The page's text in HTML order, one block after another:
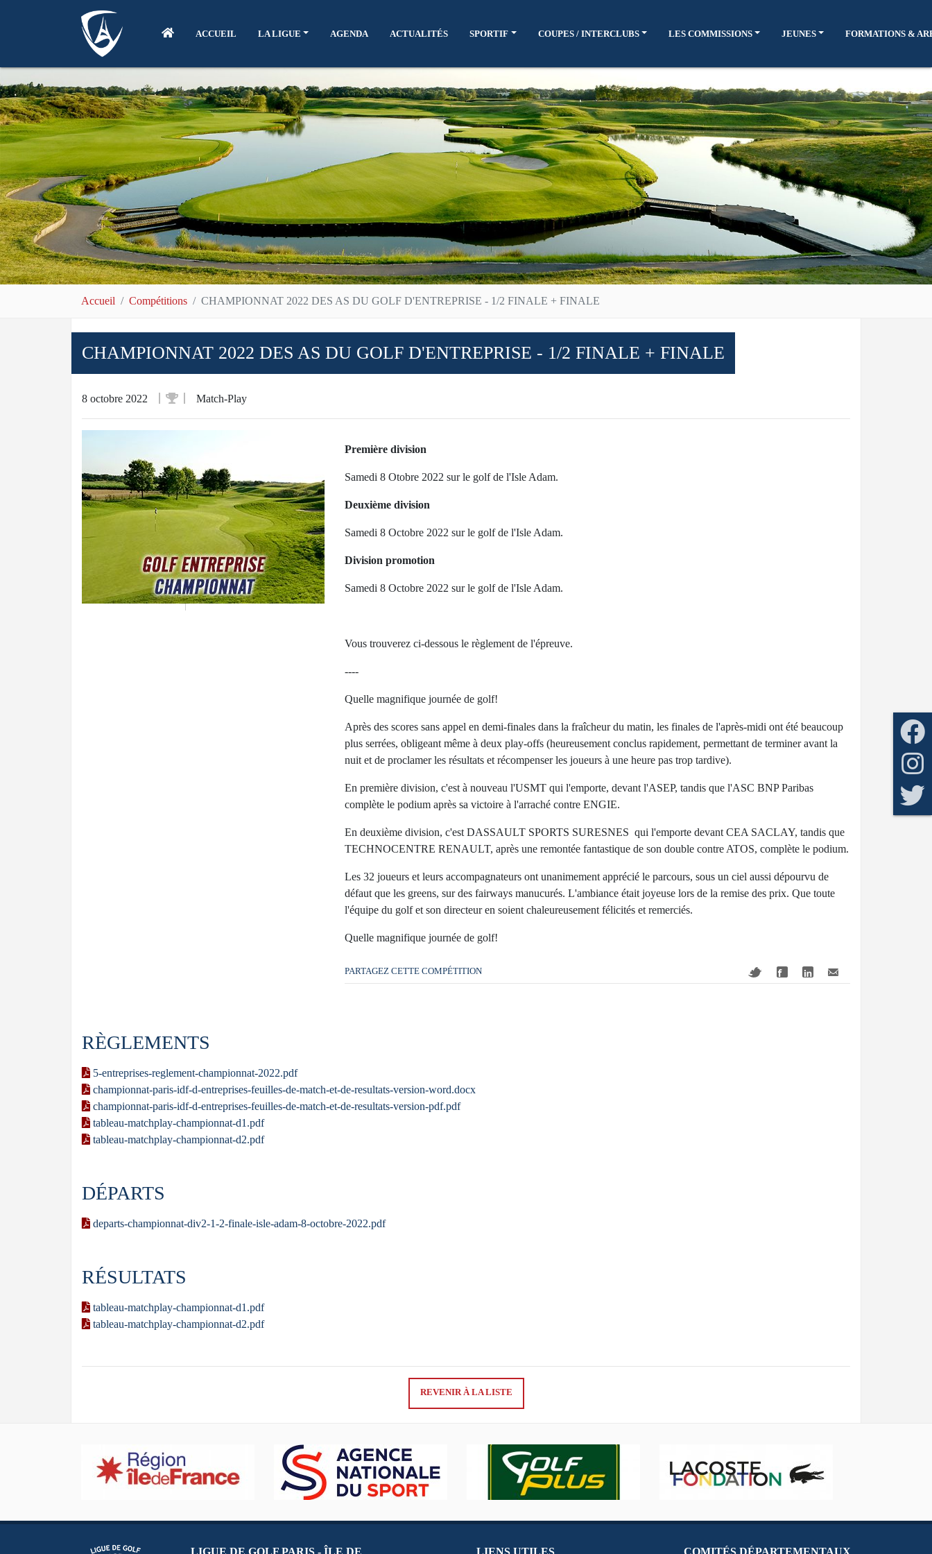
ACCUEIL LA LIGUE AGENDA ACTUALITÉS SPORTIF COUPES / INTERCLUBS LES COMMISSIONS JEUNES FORMATIONS &
Accueil Compétitions CHAMPIONNAT 2022 DES AS DU GOLF D'ENTREPRISE - 1/2 FINALE + FINALE
CHAMPIONNAT 2022 DES AS DU GOLF D'ENTREPRISE - 1/2 FINALE + FINALE
8 octobre 2022 Match-Play
Première division
Samedi 8 Otobre 2022 sur le golf de l'Isle Adam.
Deuxième division
Samedi 8 Octobre 2022 sur le golf de l'Isle Adam.
Division promotion
Samedi 8 Octobre 2022 sur le golf de l'Isle Adam.
Vous trouverez ci-dessous le règlement de l'épreuve.
----
Quelle magnifique journée de golf!
Après des scores sans appel en demi-finales dans la fraîcheur du matin, les finales de l'après-midi ont été beaucoup
plus serrées, obligeant même à deux play-offs (heureusement conclus rapidement, permettant de terminer avant la
nuit et de proclamer les résultats et récompenser les joueurs à une heure pas trop tardive).
En première division, c'est à nouveau l'USMT qui l'emporte, devant l'ASEP, tandis que l'ASC BNP Paribas
complète le podium après sa victoire à l'arraché contre ENGIE.
En deuxième division, c'est DASSAULT SPORTS SURESNES qui l'emporte devant CEA SACLAY, tandis que
TECHNOCENTRE RENAULT, après une remontée fantastique de son double contre ATOS, complète le podium.
Les 32 joueurs et leurs accompagnateurs ont unanimement apprécié le parcours, sous un ciel aussi dépourvu de
défaut que les greens, sur des fairways manucurés. L'ambiance était joyeuse lors de la remise des prix. Que toute
l'équipe du golf et son directeur en soient chaleureusement félicités et remerciés.
Quelle magnifique journée de golf!
PARTAGEZ CETTE COMPÉTITION
RÈGLEMENTS
5-entreprises-reglement-championnat-2022.pdf
championnat-paris-idf-d-entreprises-feuilles-de-match-et-de-resultats-version-word.docx
championnat-paris-idf-d-entreprises-feuilles-de-match-et-de-resultats-version-pdf.pdf
tableau-matchplay-championnat-d1.pdf
tableau-matchplay-championnat-d2.pdf
DÉPARTS
departs-championnat-div2-1-2-finale-isle-adam-8-octobre-2022.pdf
RÉSULTATS
tableau-matchplay-championnat-d1.pdf
tableau-matchplay-championnat-d2.pdf
REVENIR À LA LISTE
LIGUE DE GOLF PARIS - ÎLE DE LIENS UTILES COMITÉS DÉPARTEMENTAUX